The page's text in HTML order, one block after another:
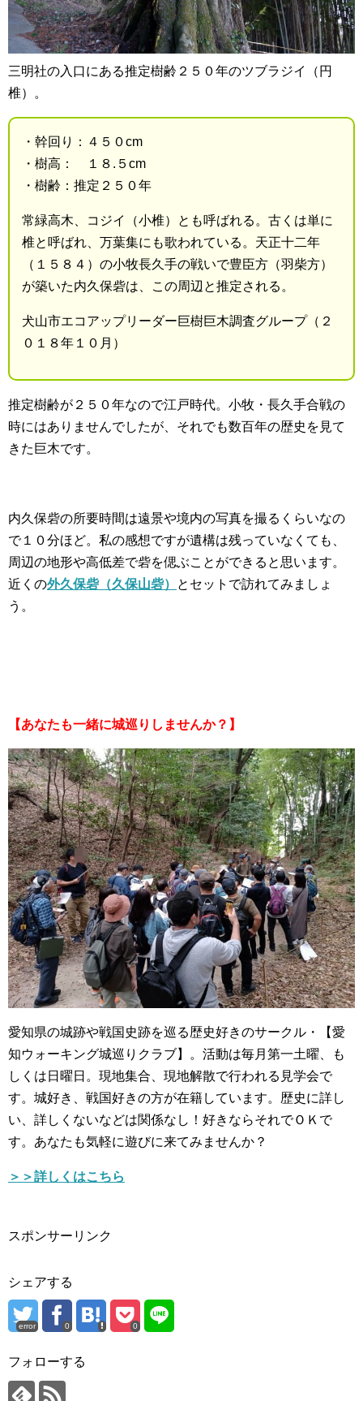
三明社の入口にある推定樹齢２５０年のツブラジイ（円
椎）。
・幹回り：４５０cm
・樹高： １８.５cm
・樹齢：推定２５０年
常緑高木、コジイ（小椎）とも呼ばれる。古くは単に
椎と呼ばれ、万葉集にも歌われている。天正十二年
（１５８４）の小牧長久手の戦いで豊臣方（羽柴方）
が築いた内久保砦は、この周辺と推定される。
犬山市エコアップリーダー巨樹巨木調査グループ（２
０１８年１０月）
推定樹齢が２５０年なので江戸時代。小牧・長久手合戦の
時にはありませんでしたが、それでも数百年の歴史を見て
きた巨木です。
内久保砦の所要時間は遠景や境内の写真を撮るくらいなの
で１０分ほど。私の感想ですが遺構は残っていなくても、
周辺の地形や高低差で砦を偲ぶことができると思います。
近くの外久保砦（久保山砦）
とセットで訪れてみましょ
う。
【あなたも一緒に城巡りしませんか？】
愛知県の城跡や戦国史跡を巡る歴史好きのサークル・【愛
知ウォーキング城巡りクラブ】。活動は毎月第一土曜、も
しくは日曜日。現地集合、現地解散で行われる見学会で
す。城好き、戦国好きの方が在籍しています。歴史に詳し
い、詳しくないなどは関係なし！好きならそれでＯＫで
す。あなたも気軽に遊びに来てみませんか？
＞＞詳しくはこちら
スポンサーリンク
シェアする
error 0 0
フォローする